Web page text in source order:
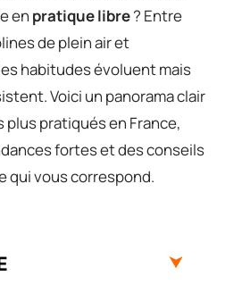
en pratique libre? Entre
de plein air et
habitudes évoluent mais
Voici un panorama clair
pratiqués en France,
fortes et des conseils
qui vous correspond.